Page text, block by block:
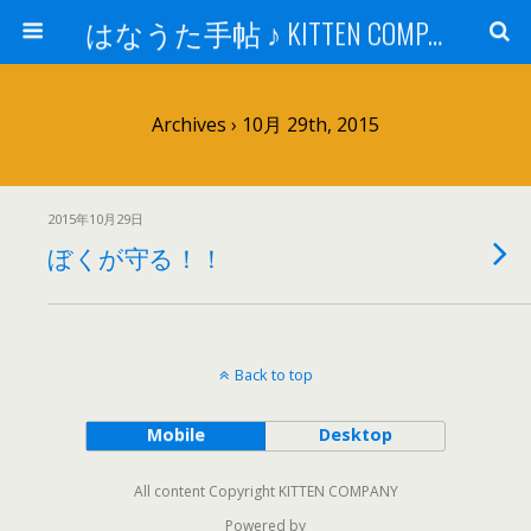
はなうた手帖 ♪ KITTEN COMPANY
Archives › 10月 29th, 2015
2015年10月29日
ぼくが守る！！
Back to top
Mobile Desktop
All content Copyright KITTEN COMPANY
Powered by